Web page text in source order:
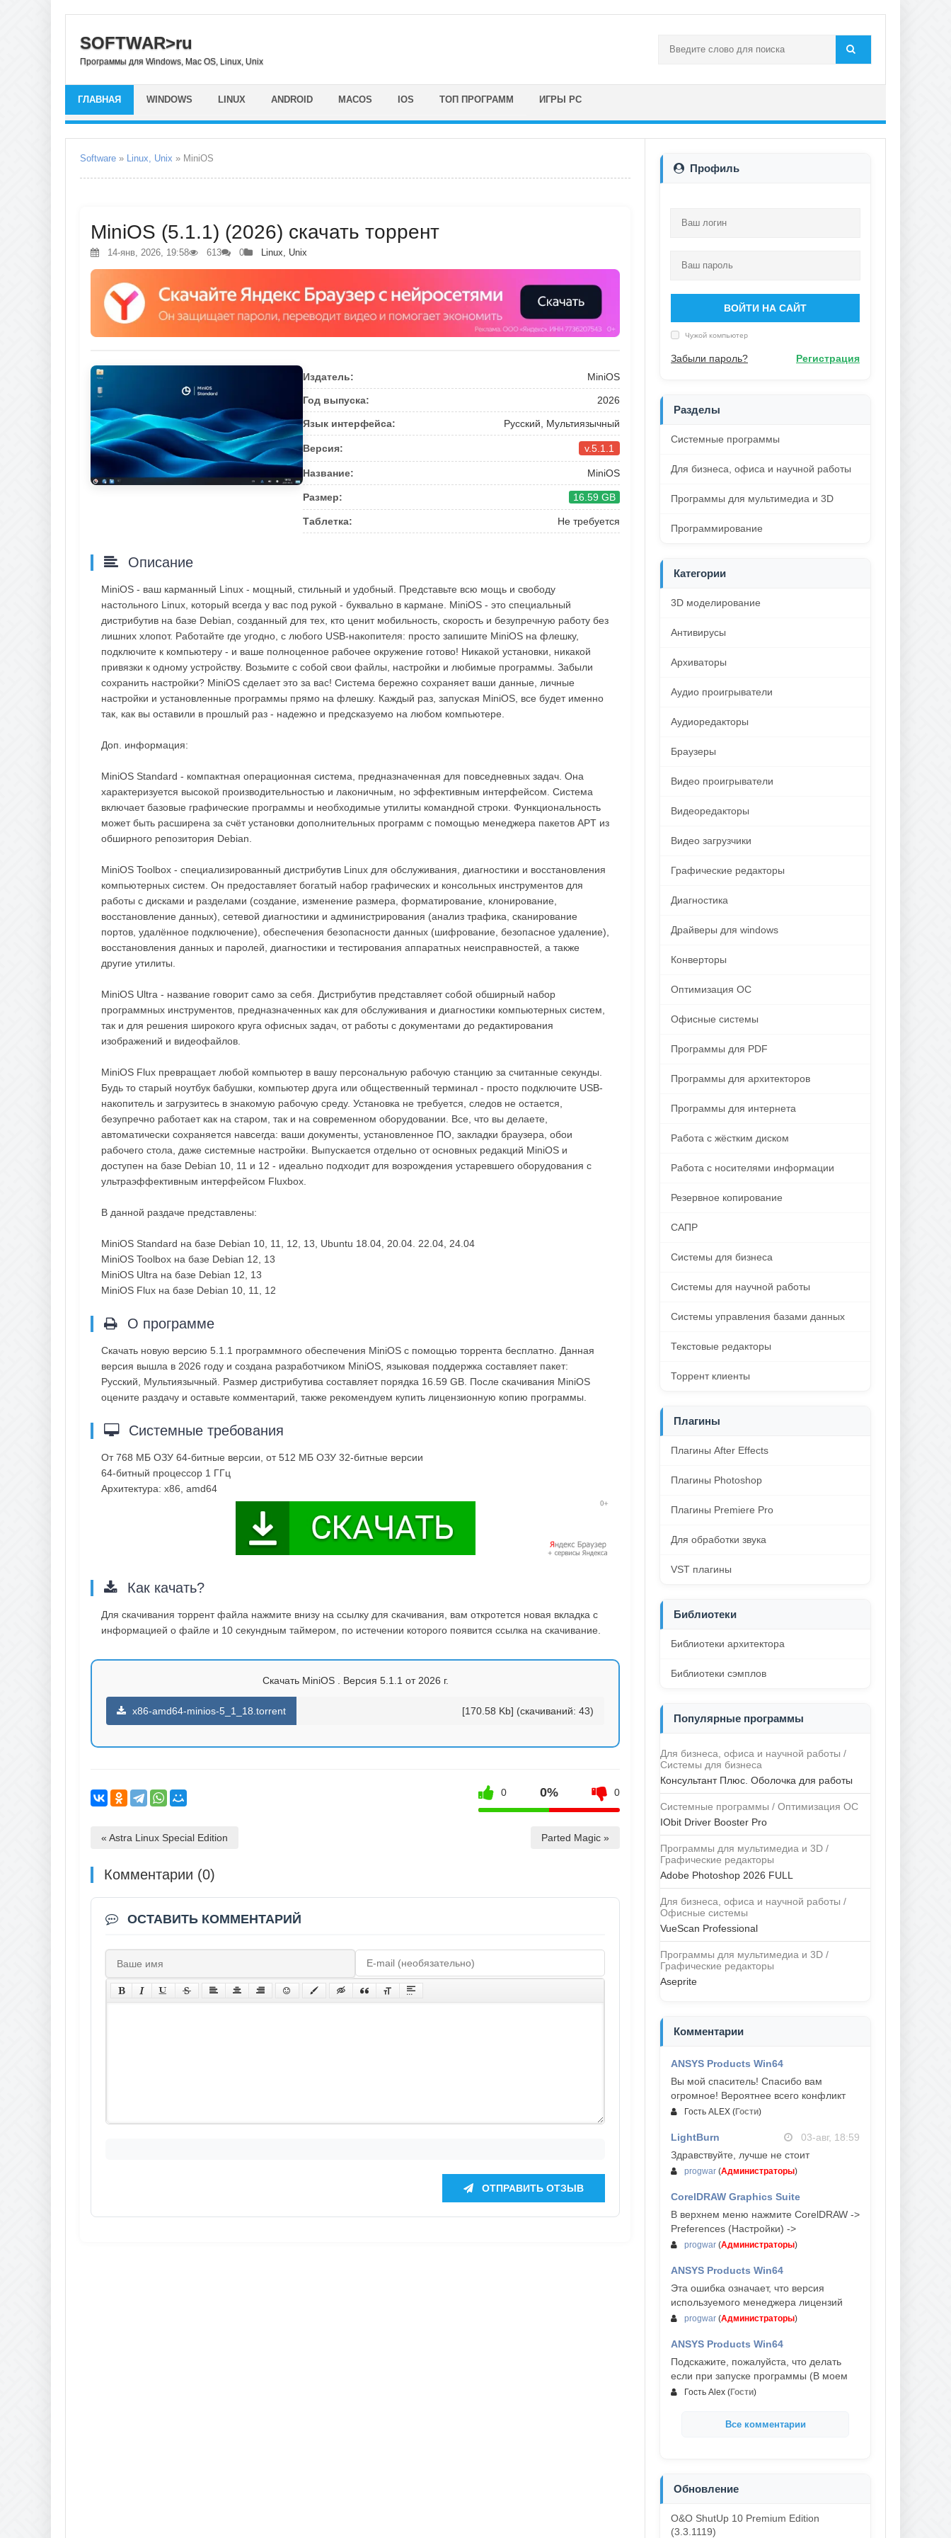
SOFTWAR>ru
Программы для Windows, Mac OS, Linux, Unix
ГЛАВНАЯ WINDOWS LINUX ANDROID MACOS IOS ТОП ПРОГРАММ ИГРЫ PC
Software » Linux, Unix » MiniOS
MiniOS (5.1.1) (2026) скачать торрент
14-янв, 2026, 19:58 613 0 Linux, Unix
Издатель: MiniOS
Год выпуска: 2026
Язык интерфейса: Русский, Мультиязычный
Версия: v.5.1.1
Название: MiniOS
Размер: 16.59 GB
Таблетка: Не требуется
Описание
MiniOS - ваш карманный Linux - мощный, стильный и удобный. Представьте всю мощь и свободу
настольного Linux, который всегда у вас под рукой - буквально в кармане. MiniOS - это специальный
дистрибутив на базе Debian, созданный для тех, кто ценит мобильность, скорость и безупречную работу без
лишних хлопот. Работайте где угодно, с любого USB-накопителя: просто запишите MiniOS на флешку,
подключите к компьютеру - и ваше полноценное рабочее окружение готово! Никакой установки, никакой
привязки к одному устройству. Возьмите с собой свои файлы, настройки и любимые программы. Забыли
сохранить настройки? MiniOS сделает это за вас! Система бережно сохраняет ваши данные, личные
настройки и установленные программы прямо на флешку. Каждый раз, запуская MiniOS, все будет именно
так, как вы оставили в прошлый раз - надежно и предсказуемо на любом компьютере.
Доп. информация:
MiniOS Standard - компактная операционная система, предназначенная для повседневных задач. Она
характеризуется высокой производительностью и лаконичным, но эффективным интерфейсом. Система
включает базовые графические программы и необходимые утилиты командной строки. Функциональность
может быть расширена за счёт установки дополнительных программ с помощью менеджера пакетов APT из
обширного репозитория Debian.
MiniOS Toolbox - специализированный дистрибутив Linux для обслуживания, диагностики и восстановления
компьютерных систем. Он предоставляет богатый набор графических и консольных инструментов для
работы с дисками и разделами (создание, изменение размера, форматирование, клонирование,
восстановление данных), сетевой диагностики и администрирования (анализ трафика, сканирование
портов, удалённое подключение), обеспечения безопасности данных (шифрование, безопасное удаление),
восстановления данных и паролей, диагностики и тестирования аппаратных неисправностей, а также
другие утилиты.
MiniOS Ultra - название говорит само за себя. Дистрибутив представляет собой обширный набор
программных инструментов, предназначенных как для обслуживания и диагностики компьютерных систем,
так и для решения широкого круга офисных задач, от работы с документами до редактирования
изображений и видеофайлов.
MiniOS Flux превращает любой компьютер в вашу персональную рабочую станцию за считанные секунды.
Будь то старый ноутбук бабушки, компьютер друга или общественный терминал - просто подключите USB-
накопитель и загрузитесь в знакомую рабочую среду. Установка не требуется, следов не остается,
безупречно работает как на старом, так и на современном оборудовании. Все, что вы делаете,
автоматически сохраняется навсегда: ваши документы, установленное ПО, закладки браузера, обои
рабочего стола, даже системные настройки. Выпускается отдельно от основных редакций MiniOS и
доступен на базе Debian 10, 11 и 12 - идеально подходит для возрождения устаревшего оборудования с
ультраэффективным интерфейсом Fluxbox.
В данной раздаче представлены:
MiniOS Standard на базе Debian 10, 11, 12, 13, Ubuntu 18.04, 20.04. 22.04, 24.04
MiniOS Toolbox на базе Debian 12, 13
MiniOS Ultra на базе Debian 12, 13
MiniOS Flux на базе Debian 10, 11, 12
О программе
Скачать новую версию 5.1.1 программного обеспечения MiniOS с помощью торрента бесплатно. Данная
версия вышла в 2026 году и создана разработчиком MiniOS, языковая поддержка составляет пакет:
Русский, Мультиязычный. Размер дистрибутива составляет порядка 16.59 GB. После скачивания MiniOS
оцените раздачу и оставьте комментарий, также рекомендуем купить лицензионную копию программы.
Системные требования
От 768 МБ ОЗУ 64-битные версии, от 512 МБ ОЗУ 32-битные версии
64-битный процессор 1 ГГц
Архитектура: x86, amd64
Как качать?
Для скачивания торрент файла нажмите внизу на ссылку для скачивания, вам откротется новая вкладка с
информацией о файле и 10 секундным таймером, по истечении которого появится ссылка на скачивание.
Скачать MiniOS . Версия 5.1.1 от 2026 г.
x86-amd64-minios-5_1_18.torrent [170.58 Kb] (cкачиваний: 43)
0 0% 0
« Astra Linux Special Edition Parted Magic »
Комментарии (0)
ОСТАВИТЬ КОММЕНТАРИЙ
ОТПРАВИТЬ ОТЗЫВ
Профиль
ВОЙТИ НА САЙТ
Чужой компьютер
Забыли пароль? Регистрация
Разделы
Системные программы
Для бизнеса, офиса и научной работы
Программы для мультимедиа и 3D
Программирование
Категории
3D моделирование
Антивирусы
Архиваторы
Аудио проигрыватели
Аудиоредакторы
Браузеры
Видео проигрыватели
Видеоредакторы
Видео загрузчики
Графические редакторы
Диагностика
Драйверы для windows
Конверторы
Оптимизация ОС
Офисные системы
Программы для PDF
Программы для архитекторов
Программы для интернета
Работа с жёстким диском
Работа с носителями информации
Резервное копирование
САПР
Системы для бизнеса
Системы для научной работы
Системы управления базами данных
Текстовые редакторы
Торрент клиенты
Плагины
Плагины After Effects
Плагины Photoshop
Плагины Premiere Pro
Для обработки звука
VST плагины
Библиотеки
Библиотеки архитектора
Библиотеки сэмплов
Популярные программы
Для бизнеса, офиса и научной работы /
Системы для бизнеса
Консультант Плюс. Оболочка для работы
Системные программы / Оптимизация ОС
IObit Driver Booster Pro
Программы для мультимедиа и 3D /
Графические редакторы
Adobe Photoshop 2026 FULL
Для бизнеса, офиса и научной работы /
Офисные системы
VueScan Professional
Программы для мультимедиа и 3D /
Графические редакторы
Aseprite
Комментарии
ANSYS Products Win64
Вы мой спаситель! Спасибо вам
огромное! Вероятнее всего конфликт
Гость ALEX (Гости)
LightBurn
03-авг, 18:59
Здравствуйте, лучше не стоит
progwar (Администраторы)
CorelDRAW Graphics Suite
03-авг, 18:58
В верхнем меню нажмите CorelDRAW ->
Preferences (Настройки) ->
progwar (Администраторы)
ANSYS Products Win64
Эта ошибка означает, что версия
используемого менеджера лицензий
progwar (Администраторы)
ANSYS Products Win64
Подскажите, пожалуйста, что делать
если при запуске программы (В моем
Гость Alex (Гости)
Все комментарии
Обновление
O&O ShutUp 10 Premium Edition
(3.3.1119)